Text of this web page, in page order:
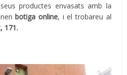
productes envasats amb la
botiga online, i el trobareu al
171.